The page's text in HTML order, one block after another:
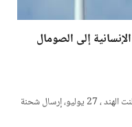
الإنسانية إلى الصومال
في لفتة إنسانية تعكس روح التضامن الدولي، أعلنت الهند ، 27 يوليو، إرسال شحنة